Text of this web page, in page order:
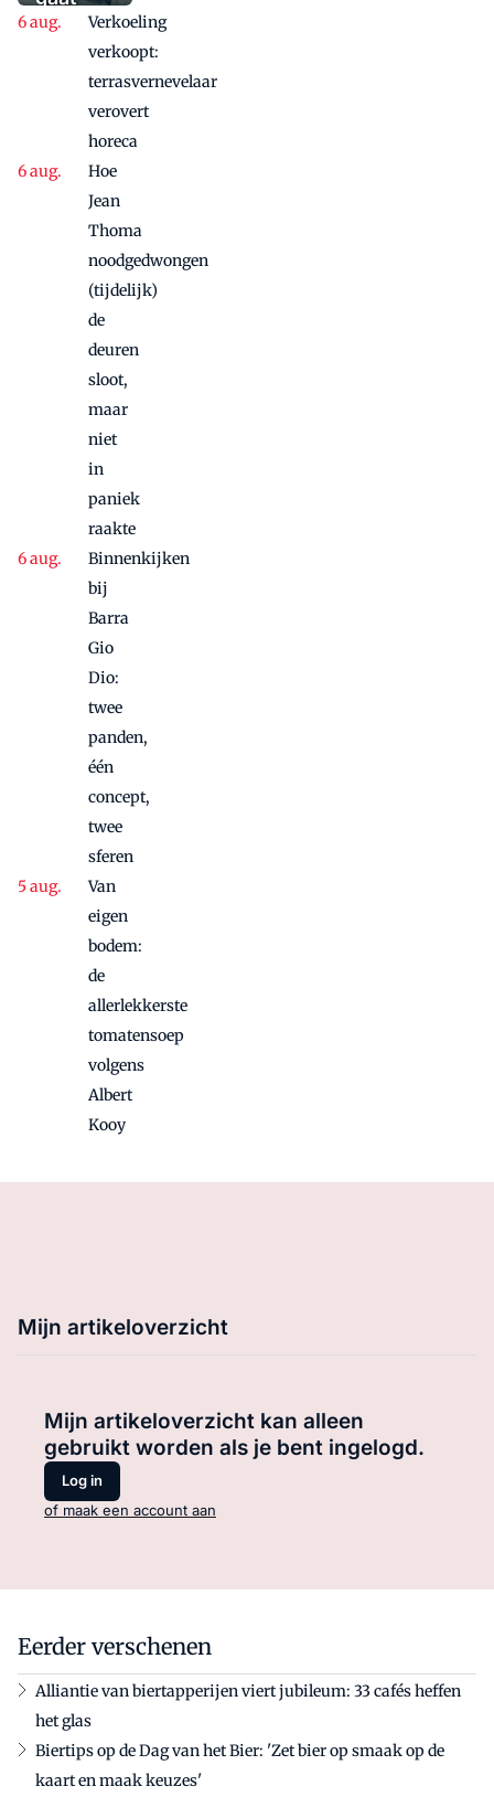
aanbieding'
vanwege
succes
maandje
Verkoeling
verkoopt:
terrasvernevelaar
verovert
horeca
Hoe
Jean
Thoma
noodgedwongen
(tijdelijk)
de
deuren
sloot,
maar
niet
in
paniek
raakte
Binnenkijken
bij
Barra
Gio
Dio:
twee
panden,
één
concept,
twee
sferen
Van
eigen
bodem:
de
allerlekkerste
tomatensoep
volgens
Albert
Kooy
Mijn artikeloverzicht
Mijn artikeloverzicht kan alleen
gebruikt worden als je bent ingelogd.
Log in
of maak een account aan
Eerder verschenen
Alliantie van biertapperijen viert jubileum: 33 cafés heffen
het glas
Biertips op de Dag van het Bier: 'Zet bier op smaak op de
kaart en maak keuzes'